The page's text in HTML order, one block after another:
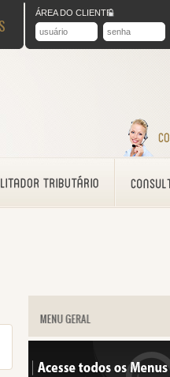
ÁREA DO CLIENTE